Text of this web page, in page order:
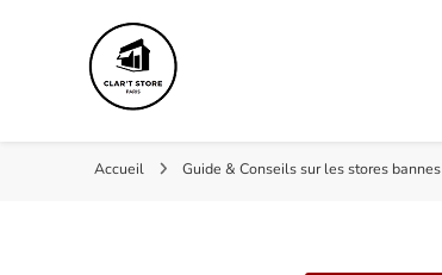
Accueil Guide & Conseils sur les stores bannes